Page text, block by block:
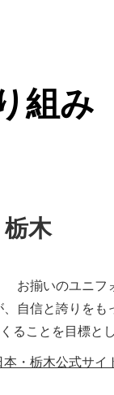
組み
木
お揃いのユニフ
自信と誇りを
ることを目標と
・栃木公式サイ